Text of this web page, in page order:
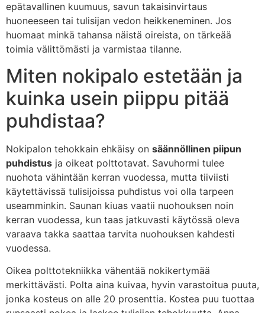
epätavallinen kuumuus, savun takaisinvirtaus
huoneeseen tai tulisijan vedon heikkeneminen. Jos
huomaat minkä tahansa näistä oireista, on tärkeää
toimia välittömästi ja varmistaa tilanne.
Miten nokipalo estetään ja
kuinka usein piippu pitää
puhdistaa?
Nokipalon tehokkain ehkäisy on säännöllinen piipun
puhdistus ja oikeat polttotavat. Savuhormi tulee
nuohota vähintään kerran vuodessa, mutta tiiviisti
käytettävissä tulisijoissa puhdistus voi olla tarpeen
useamminkin. Saunan kiuas vaatii nuohouksen noin
kerran vuodessa, kun taas jatkuvasti käytössä oleva
varaava takka saattaa tarvita nuohouksen kahdesti
vuodessa.
Oikea polttotekniikka vähentää nokikertymää
merkittävästi. Polta aina kuivaa, hyvin varastoitua puuta,
jonka kosteus on alle 20 prosenttia. Kostea puu tuottaa